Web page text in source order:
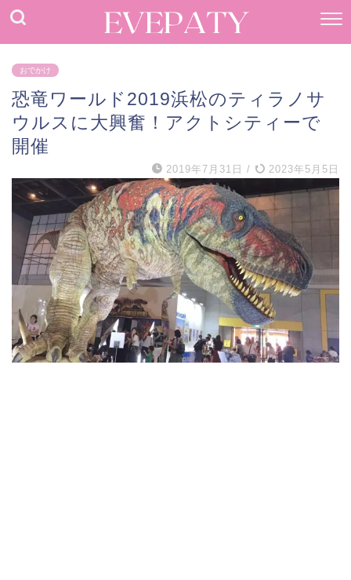
おでかけ
恐竜ワールド2019浜松のティラノサ
ウルスに大興奮！アクトシティーで
開催
2019年7月31日 / 2023年5月5日